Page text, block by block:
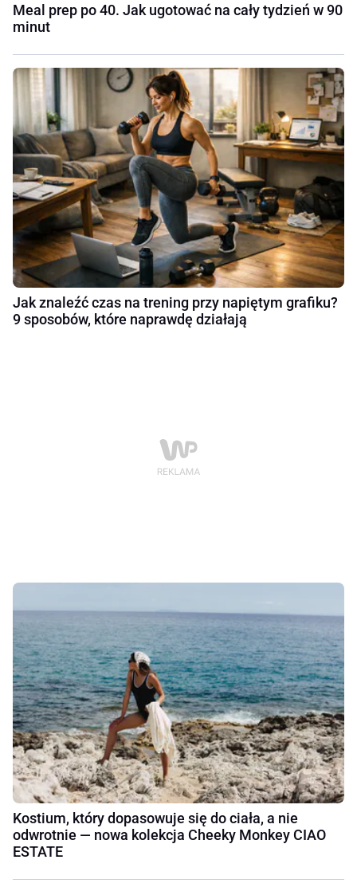
Meal prep po 40. Jak ugotować na cały tydzień w 90
minut
Jak znaleźć czas na trening przy napiętym grafiku?
9 sposobów, które naprawdę działają
Kostium, który dopasowuje się do ciała, a nie
odwrotnie — nowa kolekcja Cheeky Monkey CIAO
ESTATE